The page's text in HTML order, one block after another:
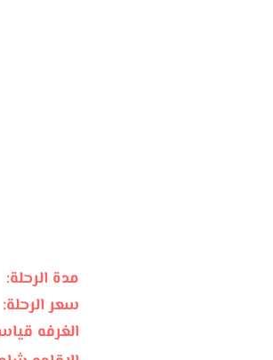
مدة الرحلة: 4 ايام/ 3
سعر الرحلة: 1500 جنيه للفرد فى الغرفه
الغرفه